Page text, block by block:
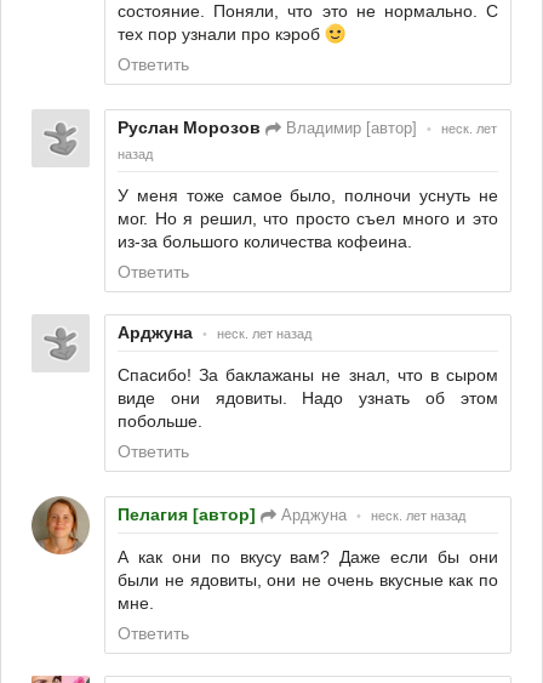
состояние. Поняли, что это не нормально. С
тех пор узнали про кэроб
Ответить
Руслан Морозов Владимир [автор] •
неск. лет
назад
У меня тоже самое было, полночи уснуть не
мог. Но я решил, что просто съел много и это
из-за большого количества кофеина.
Ответить
Арджуна • неск. лет назад
Спасибо! За баклажаны не знал, что в сыром
виде они ядовиты. Надо узнать об этом
побольше.
Ответить
Пелагия [автор] Арджуна • неск. лет назад
А как они по вкусу вам? Даже если бы они
были не ядовиты, они не очень вкусные как по
мне.
Ответить